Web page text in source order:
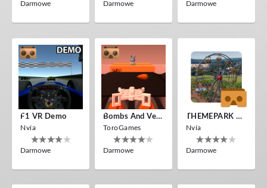
Darmowe Darmowe Darmowe
F1 VR Demo
Nvía
Darmowe
Bombs And Veggies
ToroGames
Darmowe
THEMEPARK VR
Nvía
Darmowe